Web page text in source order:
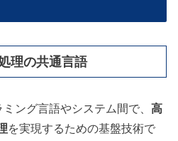
理の共通言語
ング言語やシステム間で、 高
を実現するための基盤技術で